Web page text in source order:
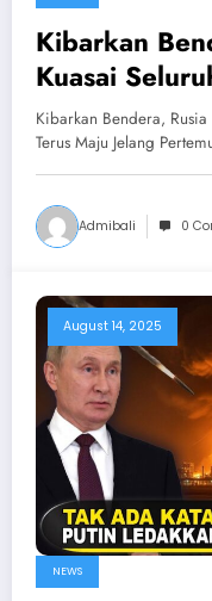
Kibarkan
Kuasai
Maju Jelang
Kibarkan Bendera,
Terus Maju Jelang
Admibali 0
August 14, 2025
NEWS